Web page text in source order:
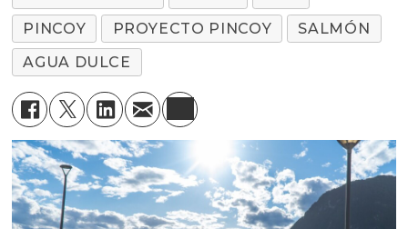
PINCOY
PROYECTO PINCOY
SALMÓN
AGUA DULCE